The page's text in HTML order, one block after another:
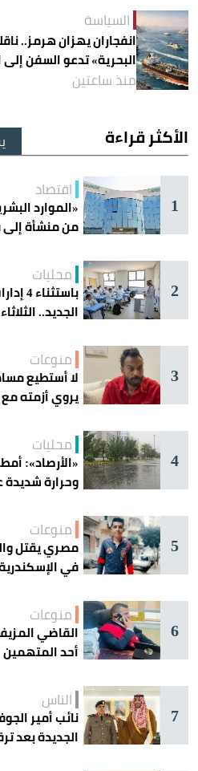
السياسة
انفجاران يهزان هرمز..
البحرية» تدعو السفن إلى
منذ ساعتين
الأكثر قراءة
1
اقتصاد
«الموارد
من منشأة إلى
2
محليات
الجديد..
3
منوعات
لا أستطيع
يروي أزمته مع
4
محليات
«الأرصاد»:
وحرارة
5
منوعات
مصري يقتل
في
6
منوعات
القاضي
أحد المتهمين
7
الناس
نائب أمير
الجديدة بعد